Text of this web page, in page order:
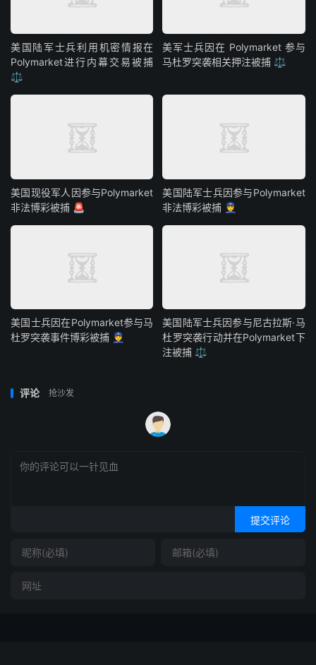
美国陆军士兵利用机密情报在
Polymarket进行内幕交易被捕
⚖️
美军士兵因在 Polymarket 参与
马杜罗突袭相关押注被捕 ⚖️
美国现役军人因参与Polymarket
非法博彩被捕 🚨
美国陆军士兵因参与Polymarket
非法博彩被捕 👮
美国士兵因在Polymarket参与马
杜罗突袭事件博彩被捕 👮
美国陆军士兵因参与尼古拉斯·马
杜罗突袭行动并在Polymarket下
注被捕 ⚖️
评论 抢沙发
提交评论